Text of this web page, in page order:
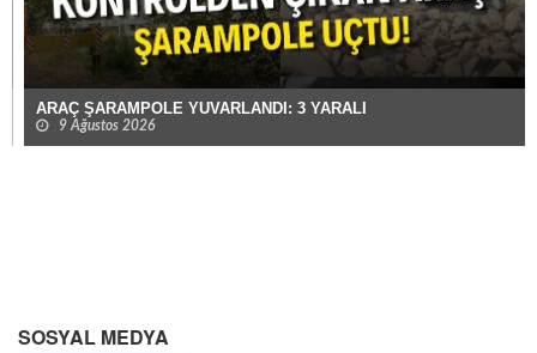
ARAÇ ŞARAMPOLE YUVARLANDI: 3 YARALI
9 Ağustos 2026
SOSYAL MEDYA